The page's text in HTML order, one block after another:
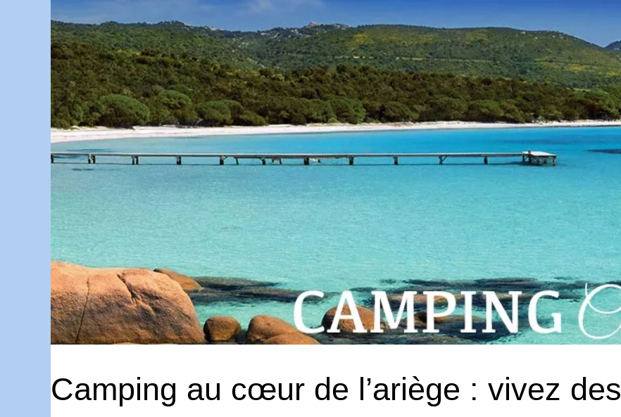
Camping au cœur de l’ariège : vivez des